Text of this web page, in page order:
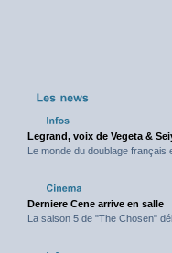
Legrand, voix de Vegeta &
Le monde du doublage français
Derniere Cene arrive en salle
La saison 5 de "The Chosen"